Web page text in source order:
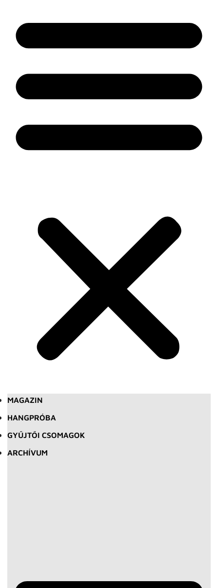
MAGAZIN
HANGPRÓBA
GYŰJTŐI CSOMAGOK
ARCHÍVUM